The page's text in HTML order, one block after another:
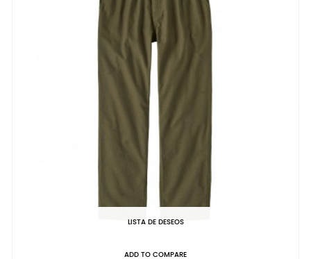
LISTA DE DESEOS
ADD TO COMPARE